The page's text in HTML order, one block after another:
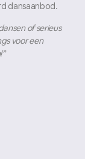
dansaanbod.
of serieus
voor een